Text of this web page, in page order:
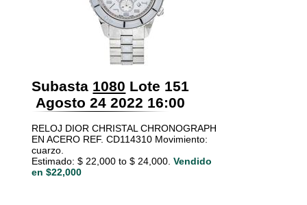
Subasta 1080 Lote 151
Agosto 24 2022 16:00
RELOJ DIOR CHRISTAL CHRONOGRAPH
EN ACERO REF. CD114310 Movimiento:
cuarzo.
Estimado: $ 22,000 to $ 24,000. Vendido
en $22,000